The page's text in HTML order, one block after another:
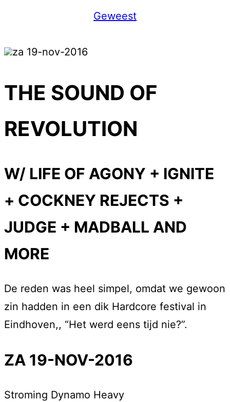
Geweest
za 19-nov-2016
THE SOUND OF
REVOLUTION
W/ LIFE OF AGONY + IGNITE
+ COCKNEY REJECTS +
JUDGE + MADBALL AND
MORE
De reden was heel simpel, omdat we gewoon
zin hadden in een dik Hardcore festival in
Eindhoven,, “Het werd eens tijd nie?”.
ZA 19-NOV-2016
Stroming Dynamo Heavy